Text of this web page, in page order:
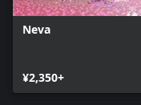
Neva
¥2,350+